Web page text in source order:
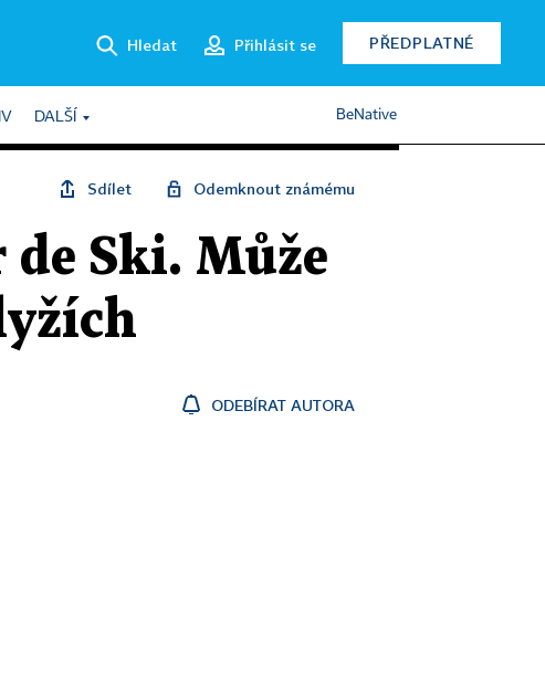
Hledat Přihlásit se PŘEDPLATNÉ
DALŠÍ BeNative
Sdílet Odemknout známému
Ski. Může
ODEBÍRAT AUTORA